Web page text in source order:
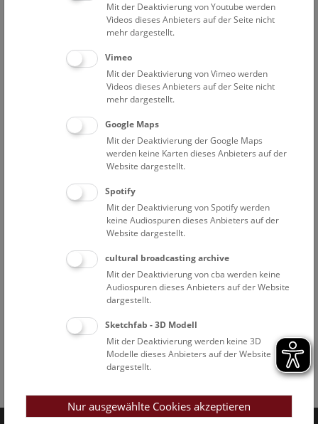
Eine Nacht im Museum
Mit der Deaktivierung von Youtube werden
Videos dieses Anbieters auf der Seite nicht
mehr dargestellt.
Vimeo
Mit der Deaktivierung von Vimeo werden
Videos dieses Anbieters auf der Seite nicht
mehr dargestellt.
Google Maps
Mit der Deaktivierung der Google Maps
werden keine Karten dieses Anbieters auf der
Website dargestellt.
Spotify
Mit der Deaktivierung von Spotify werden
keine Audiospuren dieses Anbieters auf der
Website dargestellt.
cultural broadcasting archive
Mit der Deaktivierung von cba werden keine
Audiospuren dieses Anbieters auf der Website
dargestellt.
Sketchfab - 3D Modell
Mit der Deaktivierung werden keine 3D
Modelle dieses Anbieters auf der Website
dargestellt.
Nur ausgewählte Cookies akzeptieren